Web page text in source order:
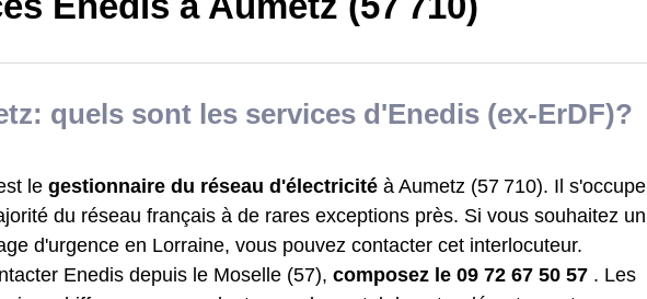
quels sont les services d'Enedis (ex-ErDF)?
le gestionnaire du réseau d'électricité à Aumetz (57 710). Il s'occupe
du réseau français à de rares exceptions près. Si vous souhaitez un
d'urgence en Lorraine, vous pouvez contacter cet interlocuteur.
Enedis depuis le Moselle (57), composez le 09 72 67 50 57 . Les